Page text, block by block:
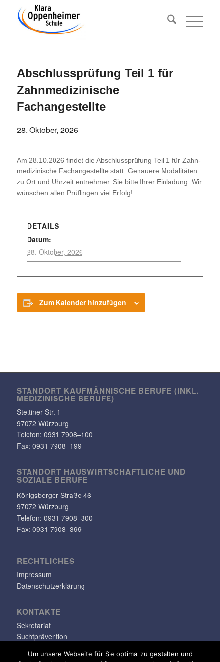
Abschluss­prü­fung Teil 1 für
Zahn­me­di­zi­ni­sche
Fachangestellte
28. Oktober, 2026
Am 28.10.2026 findet die Abschluss­prü­fung Teil 1 für Zahn­
me­di­zi­ni­sche Fach­an­ge­stellte statt. Genauere Moda­li­täten
zu Ort und Uhrzeit entnehmen Sie bitte Ihrer Einla­dung. Wir
wünschen allen Prüf­lingen viel Erfolg!
DETAILS
Datum:
28. Oktober, 2026
Zum Kalender hinzufügen
STANDORT KAUF­MÄN­NI­SCHE BERUFE (INKL.
MEDI­ZI­NI­SCHE BERUFE)
Stet­tiner Str. 1
97072 Würzburg
Telefon: 0931 7908–100
Fax: 0931 7908–199
STANDORT HAUS­WIRT­SCHAFT­LICHE UND
SOZIALE BERUFE
Königs­berger Straße 46
97072 Würzburg
Telefon: 0931 7908–300
Fax: 0931 7908–399
RECHT­LI­CHES
Impressum
Datenschutzerklärung
KONTAKTE
Sekretariat
Suchtprävention
Um unsere Webseite für Sie optimal zu gestalten und